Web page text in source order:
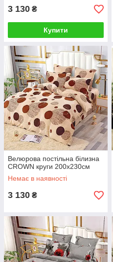
3 130 ₴
Купити
Велюрова постільна білизна
CROWN круги 200х230см
Немає в наявності
3 130 ₴